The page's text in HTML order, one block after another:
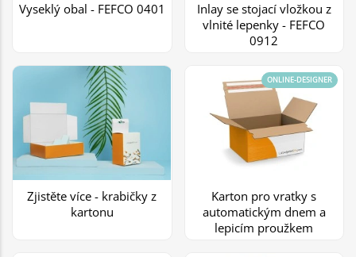
Vyseklý obal - FEFCO 0401
Inlay se stojací vložkou z
vlnité lepenky - FEFCO
0912
Zjistěte více - krabičky z
kartonu
Karton pro vratky s
automatickým dnem a
lepicím proužkem
ONLINE-DESIGNER